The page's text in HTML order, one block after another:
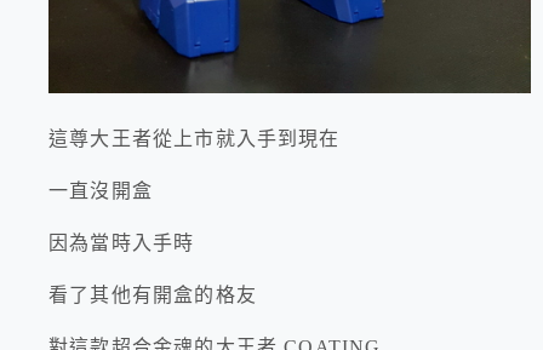
這尊大王者從上市就入手到現在
一直沒開盒
因為當時入手時
看了其他有開盒的格友